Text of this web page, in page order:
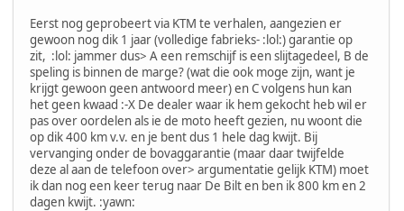
Eerst nog geprobeert via KTM te verhalen, aangezien er
gewoon nog dik 1 jaar (volledige fabrieks- :lol:) garantie op
zit, :lol: jammer dus> A een remschijf is een slijtagedeel, B de
speling is binnen de marge? (wat die ook moge zijn, want je
krijgt gewoon geen antwoord meer) en C volgens hun kan
het geen kwaad :-X De dealer waar ik hem gekocht heb wil er
pas over oordelen als ie de moto heeft gezien, nu woont die
op dik 400 km v.v. en je bent dus 1 hele dag kwijt. Bij
vervanging onder de bovaggarantie (maar daar twijfelde
deze al aan de telefoon over> argumentatie gelijk KTM) moet
ik dan nog een keer terug naar De Bilt en ben ik 800 km en 2
dagen kwijt. :yawn: